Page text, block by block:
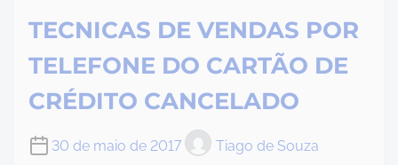
TECNICAS DE VENDAS POR
TELEFONE DO CARTÃO DE
CRÉDITO CANCELADO
30 de maio de 2017 Tiago de Souza